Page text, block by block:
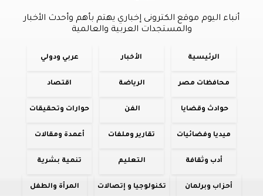
أنباء اليوم موقع الكترونى إخباري يهتم بأهم وأحدث الأخبار
والمستجدات العربية والعالمية
الرئيسية الأخبار عربي ودولي
محافظات مصر الرياضة اقتصاد
حوادث وقضايا الفن حوارات وتحقيقات
ميديا وفضائيات تقارير وملفات أعمدة ومقالات
أدب وثقافة التعليم تنمية بشرية
أحزاب وبرلمان تكنولوجيا و إتصالات المرأة والطفل